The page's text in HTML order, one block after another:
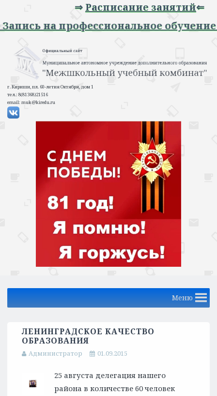
Расписание занятий⇐
на профессиональное обучение
г. Кириши, пл. 60-летия Октября, дом 1
тел.: 8(81368)21516
email: muk@kiredu.ru
Меню
ЛЕНИНГРАДСКОЕ КАЧЕСТВО
ОБРАЗОВАНИЯ
Администратор 01.09.2015
25 августа делегация нашего
района в количестве 60 человек